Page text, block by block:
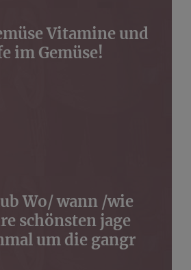
Vitamine und
im Gemüse!
Wo/ wann /wie
schönsten jage
um die gangr